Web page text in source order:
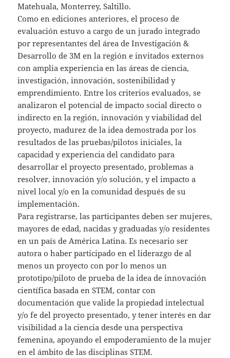
Matehuala, Monterrey, Saltillo.
Como en ediciones anteriores, el proceso de
evaluación estuvo a cargo de un jurado integrado
por representantes del área de Investigación &
Desarrollo de 3M en la región e invitados externos
con amplia experiencia en las áreas de ciencia,
investigación, innovación, sostenibilidad y
emprendimiento. Entre los criterios evaluados, se
analizaron el potencial de impacto social directo o
indirecto en la región, innovación y viabilidad del
proyecto, madurez de la idea demostrada por los
resultados de las pruebas/pilotos iniciales, la
capacidad y experiencia del candidato para
desarrollar el proyecto presentado, problemas a
resolver, innovación y/o solución, y el impacto a
nivel local y/o en la comunidad después de su
implementación.
Para registrarse, las participantes deben ser mujeres,
mayores de edad, nacidas y graduadas y/o residentes
en un país de América Latina. Es necesario ser
autora o haber participado en el liderazgo de al
menos un proyecto con por lo menos un
prototipo/piloto de prueba de la idea de innovación
científica basada en STEM, contar con
documentación que valide la propiedad intelectual
y/o fe del proyecto presentado, y tener interés en dar
visibilidad a la ciencia desde una perspectiva
femenina, apoyando el empoderamiento de la mujer
en el ámbito de las disciplinas STEM.